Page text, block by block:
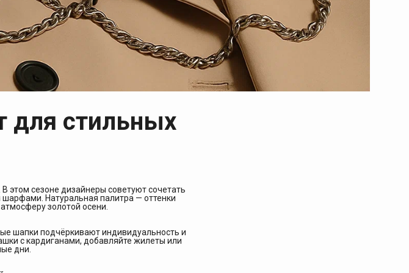
для стильных
этом сезоне дизайнеры советуют сочетать
Натуральная палитра — оттенки
золотой осени.
шапки подчёркивают индивидуальность и
с кардиганами, добавляйте жилеты или
дни.